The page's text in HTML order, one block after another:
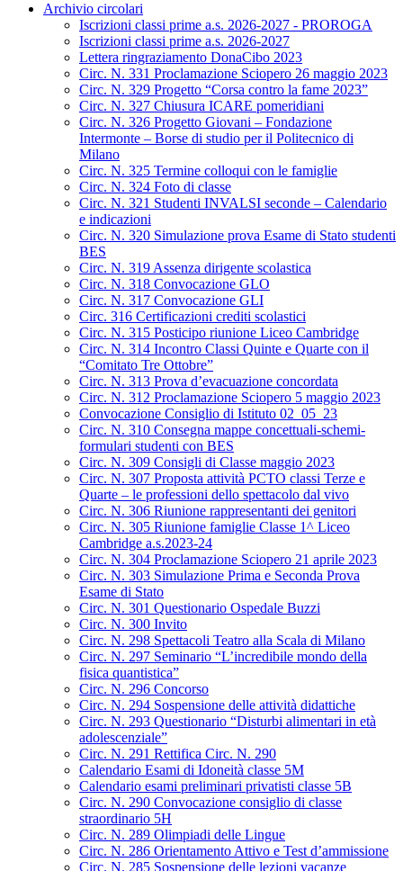
Archivio circolari
Iscrizioni classi prime a.s. 2026-2027 - PROROGA
Iscrizioni classi prime a.s. 2026-2027
Lettera ringraziamento DonaCibo 2023
Circ. N. 331 Proclamazione Sciopero 26 maggio 2023
Circ. N. 329 Progetto “Corsa contro la fame 2023”
Circ. N. 327 Chiusura ICARE pomeridiani
Circ. N. 326 Progetto Giovani – Fondazione
Intermonte – Borse di studio per il Politecnico di
Milano
Circ. N. 325 Termine colloqui con le famiglie
Circ. N. 324 Foto di classe
Circ. N. 321 Studenti INVALSI seconde – Calendario
e indicazioni
Circ. N. 320 Simulazione prova Esame di Stato studenti
BES
Circ. N. 319 Assenza dirigente scolastica
Circ. N. 318 Convocazione GLO
Circ. N. 317 Convocazione GLI
Circ. 316 Certificazioni crediti scolastici
Circ. N. 315 Posticipo riunione Liceo Cambridge
Circ. N. 314 Incontro Classi Quinte e Quarte con il
“Comitato Tre Ottobre”
Circ. N. 313 Prova d’evacuazione concordata
Circ. N. 312 Proclamazione Sciopero 5 maggio 2023
Convocazione Consiglio di Istituto 02_05_23
Circ. N. 310 Consegna mappe concettuali-schemi-
formulari studenti con BES
Circ. N. 309 Consigli di Classe maggio 2023
Circ. N. 307 Proposta attività PCTO classi Terze e
Quarte – le professioni dello spettacolo dal vivo
Circ. N. 306 Riunione rappresentanti dei genitori
Circ. N. 305 Riunione famiglie Classe 1^ Liceo
Cambridge a.s.2023-24
Circ. N. 304 Proclamazione Sciopero 21 aprile 2023
Circ. N. 303 Simulazione Prima e Seconda Prova
Esame di Stato
Circ. N. 301 Questionario Ospedale Buzzi
Circ. N. 300 Invito
Circ. N. 298 Spettacoli Teatro alla Scala di Milano
Circ. N. 297 Seminario “L’incredibile mondo della
fisica quantistica”
Circ. N. 296 Concorso
Circ. N. 294 Sospensione delle attività didattiche
Circ. N. 293 Questionario “Disturbi alimentari in età
adolescenziale”
Circ. N. 291 Rettifica Circ. N. 290
Calendario Esami di Idoneità classe 5M
Calendario esami preliminari privatisti classe 5B
Circ. N. 290 Convocazione consiglio di classe
straordinario 5H
Circ. N. 289 Olimpiadi delle Lingue
Circ. N. 286 Orientamento Attivo e Test d’ammissione
Circ. N. 285 Sospensione delle lezioni vacanze